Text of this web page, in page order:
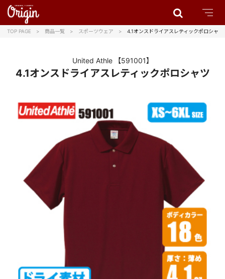
TOP PAGE 商品一覧 スポーツウェア 4.1オンスドライアスレティックポロシャツ
United Athle 【591001】
4.1オンスドライアスレティックポロシャツ